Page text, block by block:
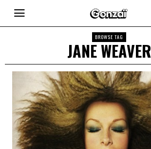
BROWSE TAG
JANE WEAVER